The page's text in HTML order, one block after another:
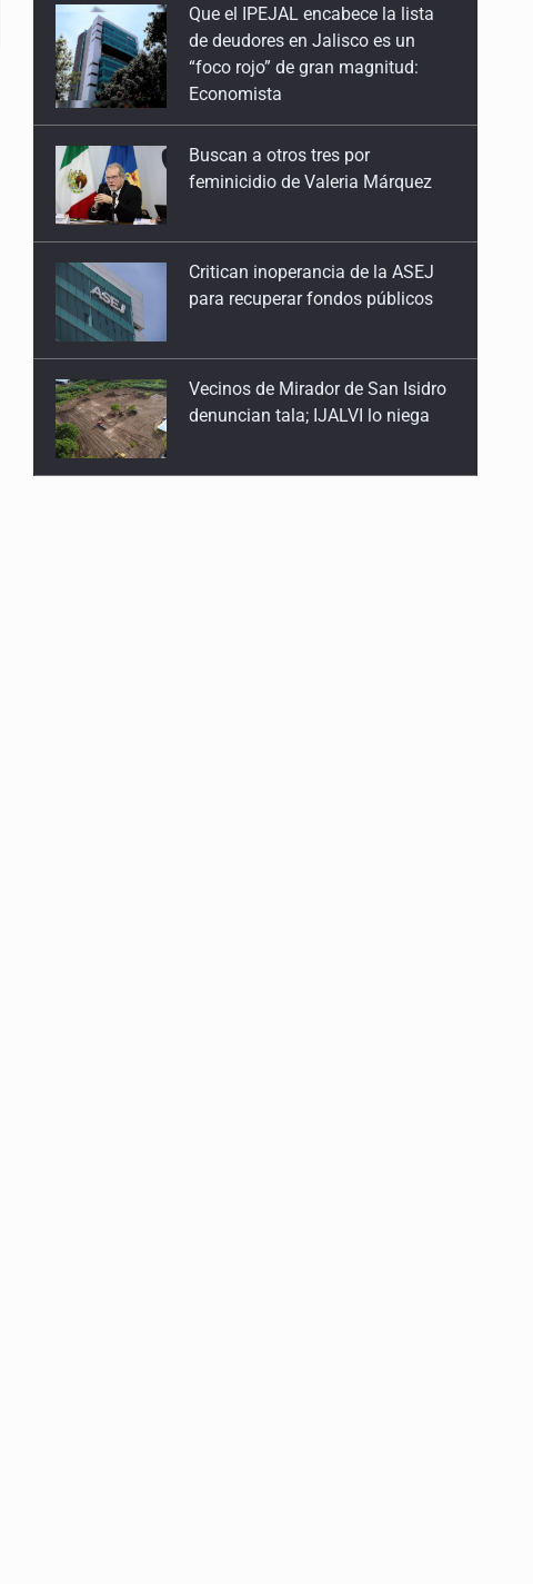
Buscan a otros tres por
feminicidio de Valeria Márquez
Critican inoperancia de la ASEJ
para recuperar fondos públicos
Vecinos de Mirador de San Isidro
denuncian tala; IJALVI lo niega
EUA investiga salmonela en
jalapeños mexicanos